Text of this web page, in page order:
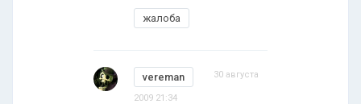
жалоба
vereman 30 августа
2009 21:34